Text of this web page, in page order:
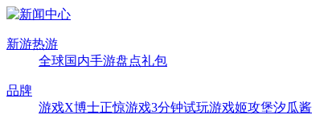
新游热游
全球国内手游盘点礼包
品牌
游戏X博士正惊游戏3分钟试玩游戏姬攻堡汐瓜酱